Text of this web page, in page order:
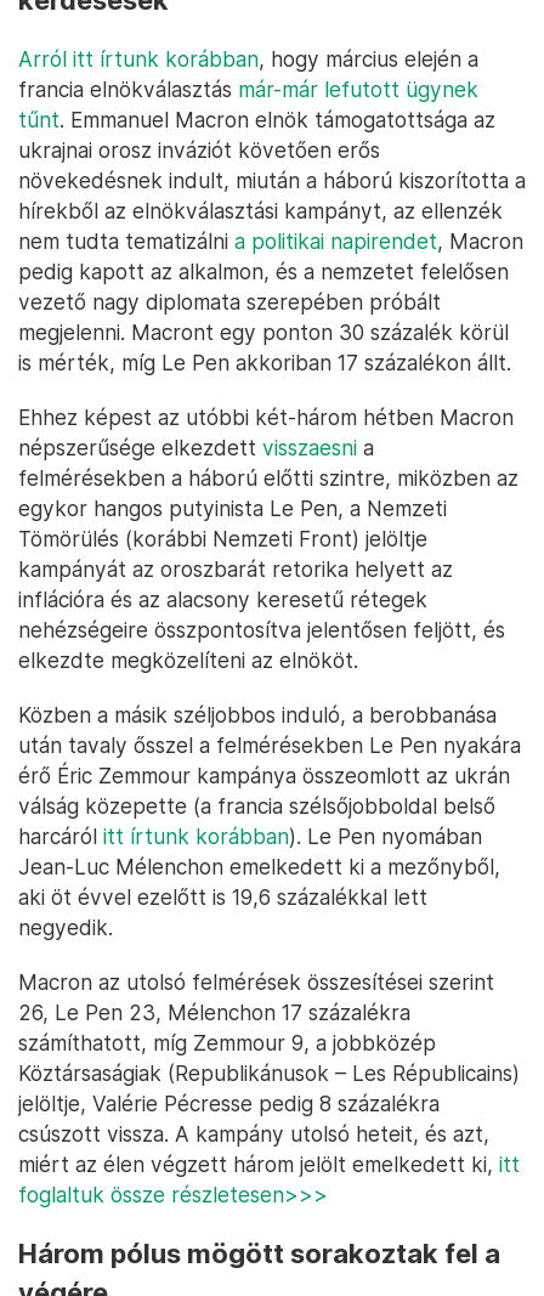
Arról itt írtunk korábban, hogy március elején a
francia elnökválasztás már-már lefutott ügynek
tűnt. Emmanuel Macron elnök támogatottsága az
ukrajnai orosz inváziót követően erős
növekedésnek indult, miután a háború kiszorította a
hírekből az elnökválasztási kampányt, az ellenzék
nem tudta tematizálni a politikai napirendet, Macron
pedig kapott az alkalmon, és a nemzetet felelősen
vezető nagy diplomata szerepében próbált
megjelenni. Macront egy ponton 30 százalék körül
is mérték, míg Le Pen akkoriban 17 százalékon állt.
Ehhez képest az utóbbi két-három hétben Macron
népszerűsége elkezdett visszaesni a
felmérésekben a háború előtti szintre, miközben az
egykor hangos putyinista Le Pen, a Nemzeti
Tömörülés (korábbi Nemzeti Front) jelöltje
kampányát az oroszbarát retorika helyett az
inflációra és az alacsony keresetű rétegek
nehézségeire összpontosítva jelentősen feljött, és
elkezdte megközelíteni az elnököt.
Közben a másik széljobbos induló, a berobbanása
után tavaly ősszel a felmérésekben Le Pen nyakára
érő Éric Zemmour kampánya összeomlott az ukrán
válság közepette (a francia szélsőjobboldal belső
harcáról itt írtunk korábban). Le Pen nyomában
Jean-Luc Mélenchon emelkedett ki a mezőnyből,
aki öt évvel ezelőtt is 19,6 százalékkal lett
negyedik.
Macron az utolsó felmérések összesítései szerint
26, Le Pen 23, Mélenchon 17 százalékra
számíthatott, míg Zemmour 9, a jobbközép
Köztársaságiak (Republikánusok – Les Républicains)
jelöltje, Valérie Pécresse pedig 8 százalékra
csúszott vissza. A kampány utolsó heteit, és azt,
miért az élen végzett három jelölt emelkedett ki, itt
foglaltuk össze részletesen>>>
Három pólus mögött sorakoztak fel a